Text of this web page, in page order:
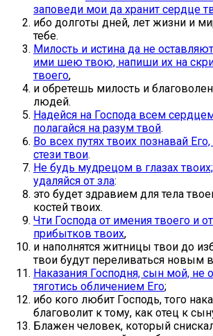
заповеди мои да хранит сердце
ибо долготы дней, лет жизни и
тебе.
Милость и истина да не
ими шею твою, напиши их на
твоего,
и обретешь милость и
людей.
Надейся на Господа всем
полагайся на разум твой.
Во всех путях твоих познавай
стези твои.
Не будь мудрецом в глазах
удаляйся от зла:
это будет здравием для тела
костей твоих.
Чти Господа от имения твоего и
прибытков твоих,
и наполнятся житницы твои до
твои будут переливаться новым
Наказания Господня, сын мой, не
тяготись обличением Его;
ибо кого любит Господь, того
благоволит к тому, как отец к
Блажен человек, который